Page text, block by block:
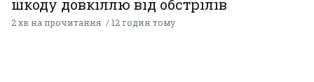
шкоду довкіллю від обстрілів
2 хв на прочитання 12 годин тому